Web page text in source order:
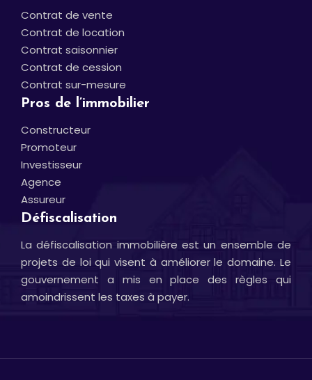
Contrat de vente
Contrat de location
Contrat saisonnier
Contrat de cession
Contrat sur-mesure
Pros de l’immobilier
Constructeur
Promoteur
Investisseur
Agence
Assureur
Défiscalisation
La défiscalisation immobilière est un ensemble de
projets de loi qui visent à améliorer le domaine. Le
gouvernement a mis en place des règles qui
amoindrissent les taxes à payer.